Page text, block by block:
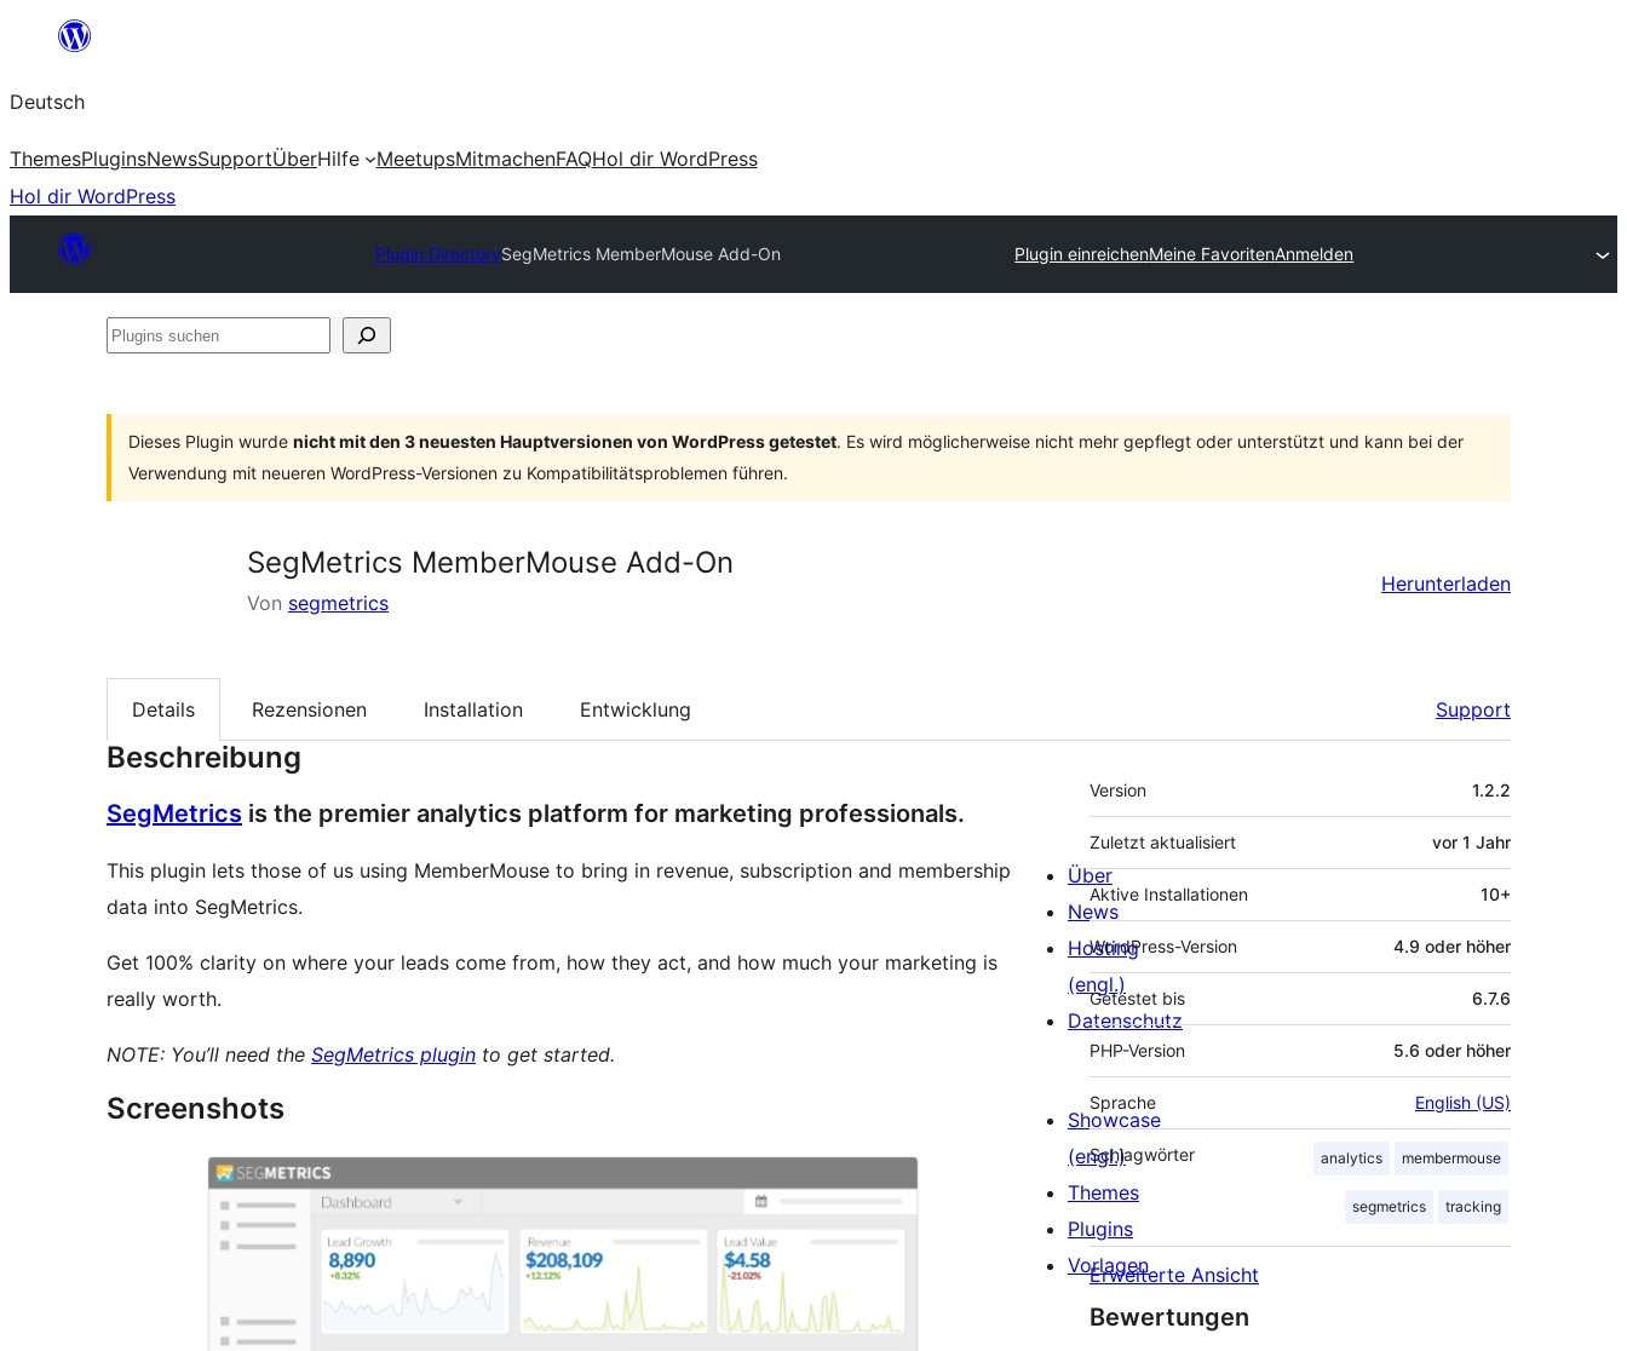
springen
Deutsch
ThemesPluginsNewsSupportÜberHilfe MeetupsMitmachenFAQHol dir WordPress
Hol dir WordPress
Plugin DirectorySegMetrics MemberMouse Add-On Plugin einreichenMeine FavoritenAnmelden
Plugins
Dieses Plugin wurde nicht mit den 3 neuesten Hauptversionen von WordPress getestet. Es wird möglicherweise nicht mehr gepflegt oder unterstützt und kann bei der
Verwendung mit neueren WordPress-Versionen zu Kompatibilitätsproblemen führen.
SegMetrics MemberMouse Add-On
Von segmetrics
Herunterladen
Details Rezensionen Installation Entwicklung Support
Beschreibung
SegMetrics is the premier analytics platform for marketing professionals.
This plugin lets those of us using MemberMouse to bring in revenue, subscription and membership
data into SegMetrics.
Get 100% clarity on where your leads come from, how they act, and how much your marketing is
really worth.
NOTE: You’ll need the SegMetrics plugin to get started.
Screenshots
Meta
Version 1.2.2
Zuletzt aktualisiert vor 1 Jahr
Aktive Installationen 10+
WordPress-Version 4.9 oder höher
Getestet bis 6.7.6
PHP-Version 5.6 oder höher
Sprache English (US)
Schlagwörter analytics membermouse
segmetrics tracking
Erweiterte Ansicht
Bewertungen
Über
News
Hosting
(engl.)
Datenschutz
Showcase
(engl.)
Themes
Plugins
Vorlagen